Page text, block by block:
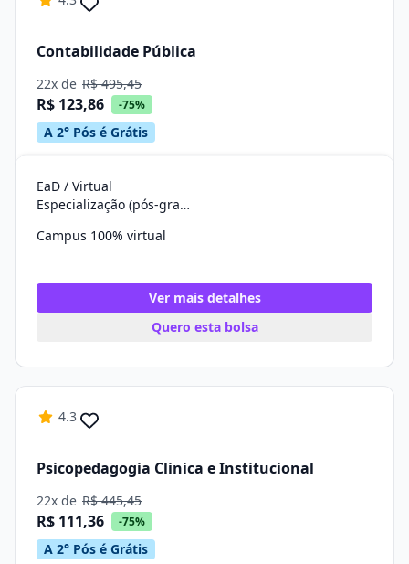
Contabilidade Pública
22x de R$ 495,45
R$ 123,86 -75%
A 2° Pós é Grátis
EaD / Virtual
Especialização (pós-graduação)
Campus 100% virtual
Ver mais detalhes
Quero esta bolsa
4.3
Psicopedagogia Clinica e Institucional
22x de R$ 445,45
R$ 111,36 -75%
A 2° Pós é Grátis